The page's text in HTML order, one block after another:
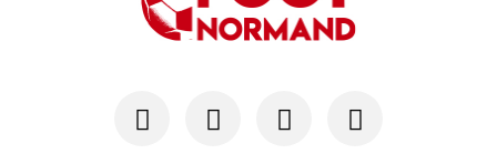
Avec Mohamed Hafid, Malherbe veut frapper un gr...
SM Caen : Julien Meilhac quitte la direction de...